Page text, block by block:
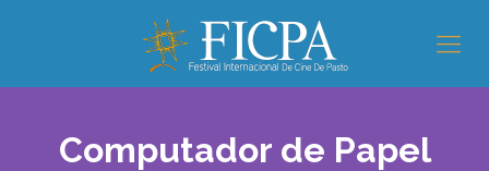
Computador de Papel